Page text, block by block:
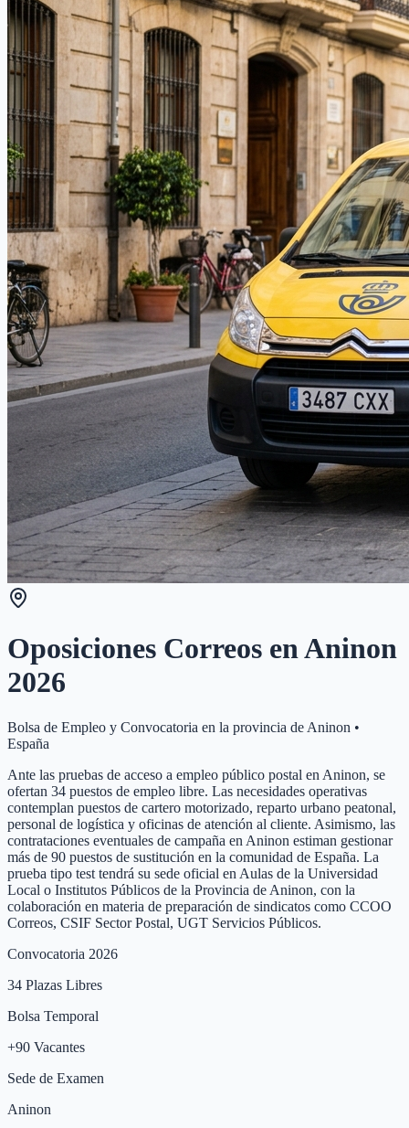
Oposiciones Correos enAninon
2026
Bolsa de Empleo y Convocatoria en la provincia de Aninon •
España
Ante las pruebas de acceso a empleo público postal en Aninon, se
ofertan 34 puestos de empleo libre. Las necesidades operativas
contemplan puestos de cartero motorizado, reparto urbano peatonal,
personal de logística y oficinas de atención al cliente. Asimismo, las
contrataciones eventuales de campaña en Aninon estiman gestionar
más de 90 puestos de sustitución en la comunidad de España. La
prueba tipo test tendrá su sede oficial en Aulas de la Universidad
Local o Institutos Públicos de la Provincia de Aninon, con la
colaboración en materia de preparación de sindicatos como CCOO
Correos, CSIF Sector Postal, UGT Servicios Públicos.
Convocatoria 2026
34 Plazas Libres
Bolsa Temporal
+90 Vacantes
Sede de Examen
Aninon